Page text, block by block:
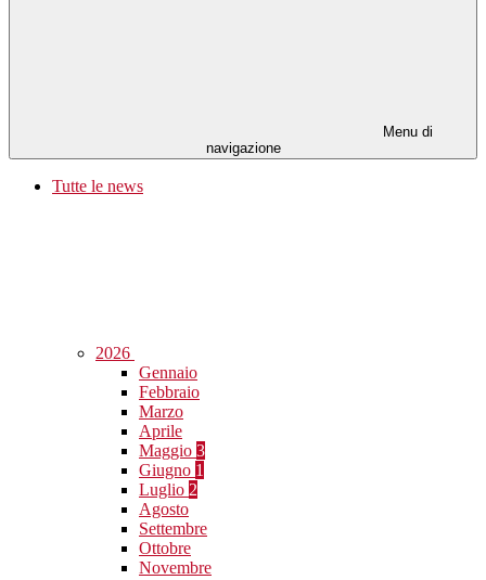
Menu di
navigazione
Tutte le news
2026
Gennaio
Febbraio
Marzo
Aprile
Maggio 3
Giugno 1
Luglio 2
Agosto
Settembre
Ottobre
Novembre